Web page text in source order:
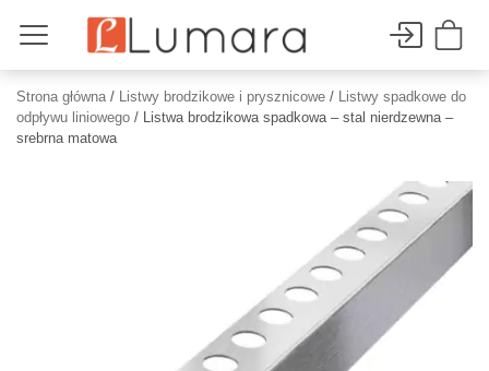
Strona główna/ Listwy brodzikowe i prysznicowe / Listwy spadkowe do
odpływu liniowego / Listwa brodzikowa spadkowa – stal nierdzewna –
srebrna matowa